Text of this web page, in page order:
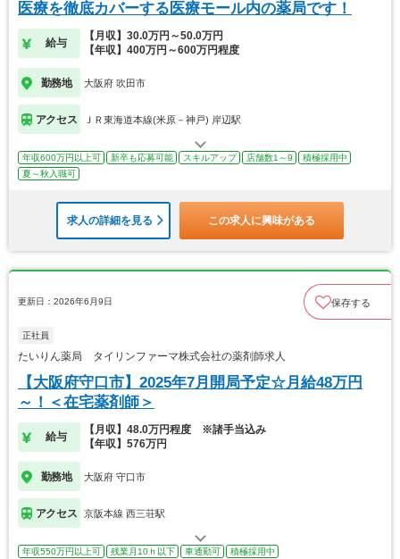
医療を徹底カバーする医療モール内の薬局です！
給与
【月収】30.0万円～50.0万円
【年収】400万円～600万円程度
勤務地 大阪府 吹田市
アクセス ＪＲ東海道本線(米原－神戸) 岸辺駅
年収600万円以上可 新卒も応募可能 スキルアップ 店舗数1～9
積極採用中
夏～秋入職可
求人の詳細を見る この求人に興味がある
更新日：2026年6月9日 保存する
正社員
たいりん薬局 タイリンファーマ株式会社の薬剤師求人
【大阪府守口市】2025年7月開局予定☆月給48万円
～！＜在宅薬剤師＞
給与
【月収】48.0万円程度 ※諸手当込み
【年収】576万円
勤務地 大阪府 守口市
アクセス 京阪本線 西三荘駅
年収550万円以上可 残業月10ｈ以下 車通勤可 積極採用中